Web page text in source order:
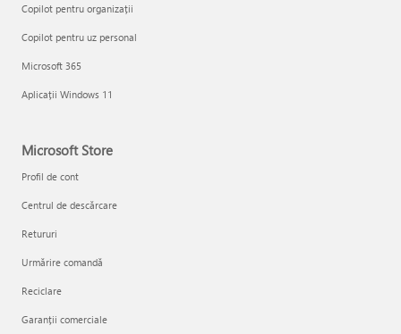
Copilot pentru organizații
Copilot pentru uz personal
Microsoft 365
Aplicații Windows 11
Microsoft Store
Profil de cont
Centrul de descărcare
Retururi
Urmărire comandă
Reciclare
Garanții comerciale